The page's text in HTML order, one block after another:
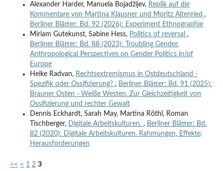
Alexander Harder, Manuela Bojadžijev, Replik auf die
Kommentare von Martina Klausner und Moritz Altenried ,
Berliner Blätter: Bd. 92 (2026): Experiment Ethnographie
Miriam Gutekunst, Sabine Hess, Politics of reversal ,
Berliner Blätter: Bd. 88 (2023): Troubling Gender.
Anthropological Perspectives on Gender Politics in/of
Europe
Heike Radvan, Rechtsextremismus in Ostdeutschland -
Spezifik oder Ossifizierung? , Berliner Blätter: Bd. 91 (2025):
Brauner Osten - Weiße Westen. Zur Gleichzeitigkeit von
Ossifizierung und rechter Gewalt
Dennis Eckhardt, Sarah May, Martina Röthl, Roman
Tischberger, Digitale Arbeitskulturen. , Berliner Blätter: Bd.
82 (2020): Digitale Arbeitskulturen. Rahmungen, Effekte,
Herausforderungen
<< < 1 2 3